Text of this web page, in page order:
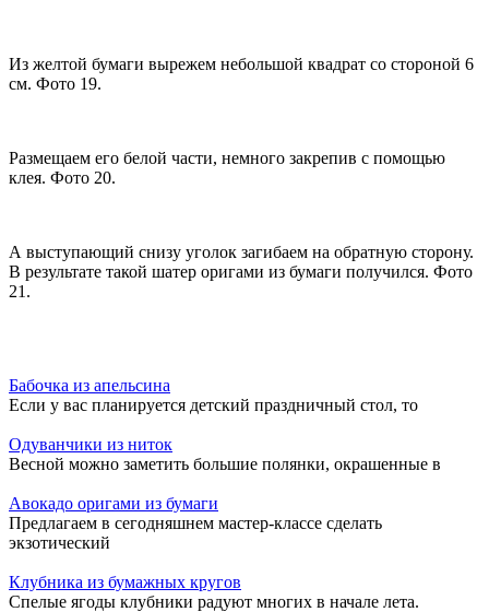
Из желтой бумаги вырежем небольшой квадрат со стороной 6
см. Фото 19.
Размещаем его белой части, немного закрепив с помощью
клея. Фото 20.
А выступающий снизу уголок загибаем на обратную сторону.
В результате такой шатер оригами из бумаги получился. Фото
21.
Бабочка из апельсина
Если у вас планируется детский праздничный стол, то
Одуванчики из ниток
Весной можно заметить большие полянки, окрашенные в
Авокадо оригами из бумаги
Предлагаем в сегодняшнем мастер-классе сделать
экзотический
Клубника из бумажных кругов
Спелые ягоды клубники радуют многих в начале лета.